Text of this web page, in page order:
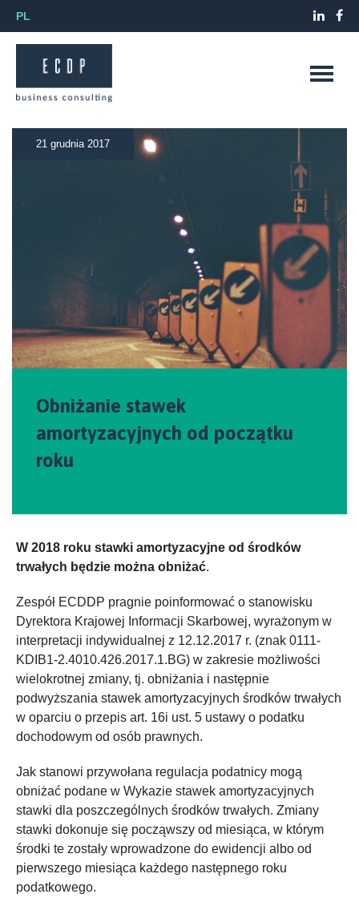
PL
21 grudnia 2017
Obniżanie stawek
amortyzacyjnych od początku
roku
W 2018 roku stawki amortyzacyjne od środków
trwałych będzie można obniżać.
Zespół ECDDP pragnie poinformować o stanowisku
Dyrektora Krajowej Informacji Skarbowej, wyrażonym w
interpretacji indywidualnej z 12.12.2017 r. (znak 0111-
KDIB1-2.4010.426.2017.1.BG) w zakresie możliwości
wielokrotnej zmiany, tj. obniżania i następnie
podwyższania stawek amortyzacyjnych środków trwałych
w oparciu o przepis art. 16i ust. 5 ustawy o podatku
dochodowym od osób prawnych.
Jak stanowi przywołana regulacja podatnicy mogą
obniżać podane w Wykazie stawek amortyzacyjnych
stawki dla poszczególnych środków trwałych. Zmiany
stawki dokonuje się począwszy od miesiąca, w którym
środki te zostały wprowadzone do ewidencji albo od
pierwszego miesiąca każdego następnego roku
podatkowego.